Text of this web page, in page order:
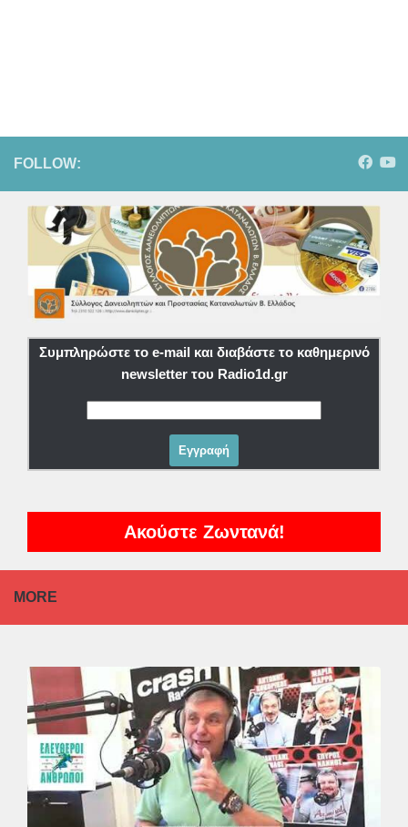
FOLLOW:
Συμπληρώστε το e-mail και διαβάστε το καθημερινό
newsletter του Radio1d.gr
Ακούστε Ζωντανά!
MORE